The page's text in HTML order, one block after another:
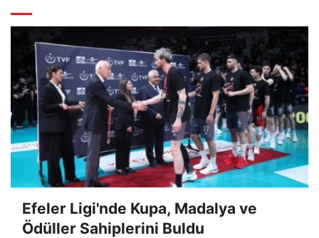
Efeler Ligi'nde Kupa, Madalya ve
Ödüller Sahiplerini Buldu